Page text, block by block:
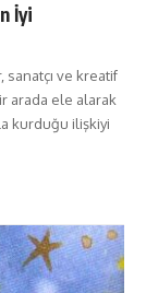
İyi
sanatçı ve kreatif
arada ele alarak
kurduğu ilişkiyi